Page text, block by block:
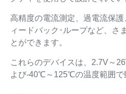
高精度の電流測定、過電流保
ィードバック･ループなど、さ
とができます。
これらのデバイスは、2.7V～
よび-40℃～125℃の温度範囲で